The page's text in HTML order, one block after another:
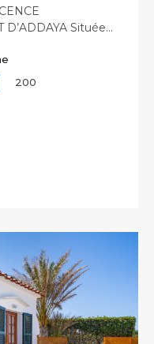
D’ADDAYA Située…
200